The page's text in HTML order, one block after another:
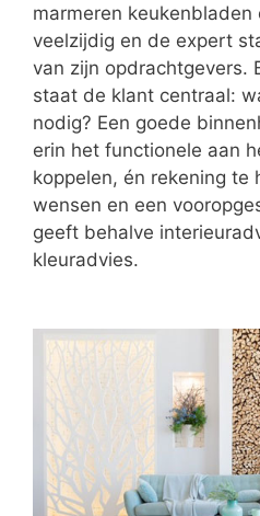
marmeren
veelzijdig en de expert
van zijn opdrachtgevers.
staat de klant centraal:
nodig? Een goede
erin het functionele aan
koppelen, én rekening te
wensen en een
geeft behalve
kleuradvies.